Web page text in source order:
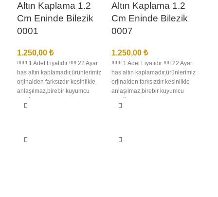
Altın Kaplama 1.2
Cm Eninde Bilezik
0001
1.250,00 ₺
!!!!!!! 1 Adet Fiyatıdır !!!!! 22 Ayar
has altın kaplamadır,ürünlerimiz
orjinalden farksızdır kesinlikle
anlaşılmaz,birebir kuyumcu
kaplamadır kararma solma
yanıltma,kargo teslimat süresi
Altın Kaplama 1.2
Cm Eninde Bilezik
0007
1.250,00 ₺
!!!!!!! 1 Adet Fiyatıdır !!!!! 22 Ayar
has altın kaplamadır,ürünlerimiz
orjinalden farksızdır kesinlikle
anlaşılmaz,birebir kuyumcu
kaplamadır kararma solma
yanıltma,kargo teslimat süresi